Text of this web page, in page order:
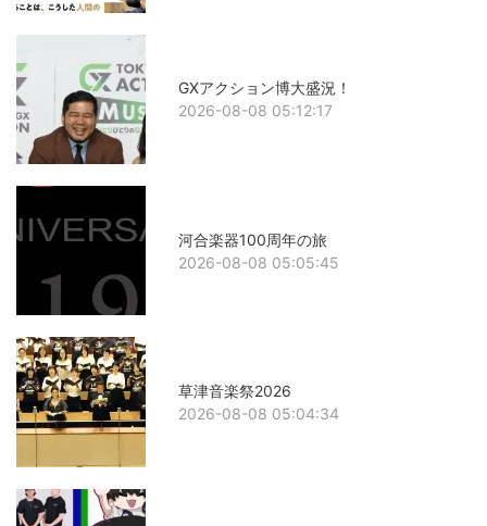
GXアクション博大盛況！
2026-08-08 05:12:17
河合楽器100周年の旅
2026-08-08 05:05:45
草津音楽祭2026
2026-08-08 05:04:34